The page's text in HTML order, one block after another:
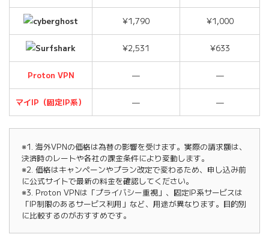
¥1,790 ¥1,000
¥2,531 ¥633
Proton VPN — —
マイIP（固定IP系） — —
※1. 海外VPNの価格は為替の影響を受けます。実際の請求額は、
決済時のレートや各社の課金条件により変動します。
※2. 価格はキャンペーンやプラン改定で変わるため、申し込み前
に公式サイトで最新の料金を確認してください。
※3. Proton VPNは「プライバシー重視」、固定IP系サービスは
「IP制限のあるサービス利用」など、用途が異なります。目的別
に比較するのがおすすめです。